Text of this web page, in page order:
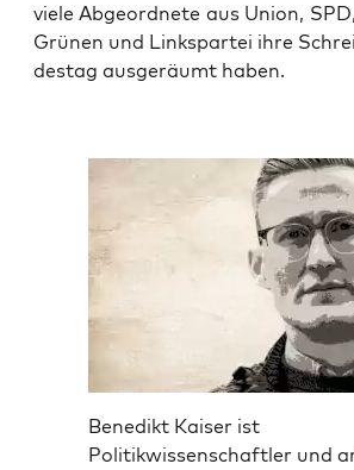
vie­le Abge­ord­ne­te aus Uni­on,
Grü­nen und Links­par­tei ihre
des­tag aus­ge­räumt haben.
Benedikt Kaiser ist
Politikwissenschaftler und